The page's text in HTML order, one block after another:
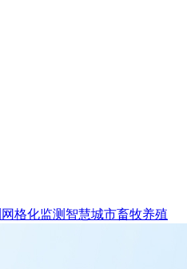
网格化监测 智慧城市畜牧养殖